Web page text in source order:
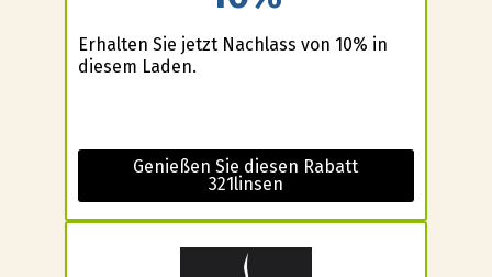
Erhalten Sie jetzt Nachlass von 10% in
diesem Laden.
Genießen Sie diesen Rabatt
321linsen